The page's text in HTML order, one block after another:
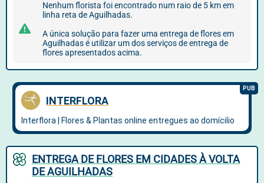
Nenhum florista foi encontrado num raio de 5 km em
linha reta de Aguilhadas.
A única solução para fazer uma entrega de flores em
Aguilhadas é utilizar um dos serviços de entrega de
flores apresentados acima.
ENTREGA DE FLORES EM CIDADES À VOLTA
DE AGUILHADAS